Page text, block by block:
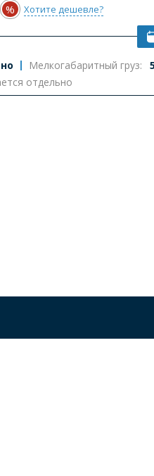
% Хотите дешевле?
Мелкогабаритный груз:
отдельно